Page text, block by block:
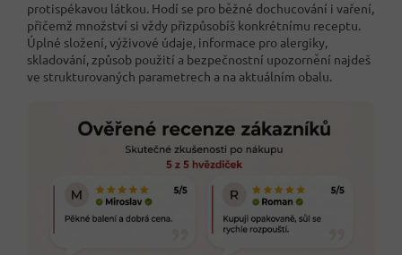
protispékavou látkou. Hodí se pro běžné dochucování i vaření,
přičemž množství si vždy přizpůsobíš konkrétnímu receptu.
Úplné složení, výživové údaje, informace pro alergiky,
skladování, způsob použití a bezpečnostní upozornění najdeš
ve strukturovaných parametrech a na aktuálním obalu.